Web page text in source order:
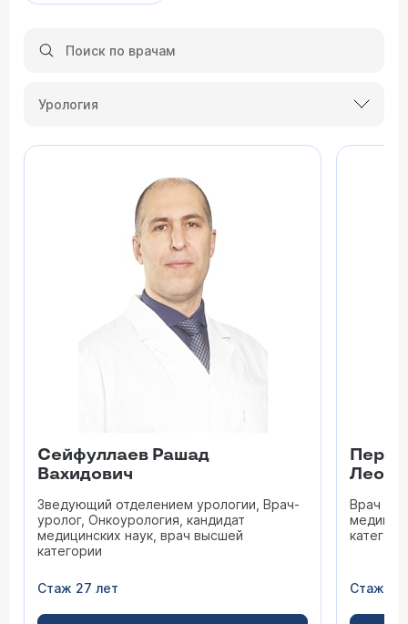
Урология
Сейфуллаев Рашад
Вахидович
Зведующий отделением урологии, Врач-
уролог, Онкоурология, кандидат
медицинских наук, врач высшей
категории
Стаж 27 лет
Врач
Стаж 45